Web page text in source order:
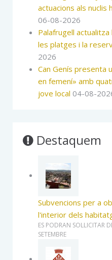
actuacions als nuclis
06-08-2026
Palafrugell
les platges i la
2026
Can Genís presenta
en femení» amb
jove local 04-08-
Destaquem
Subvencions per a
l'interior dels
ES PODRAN SOL·LICITAR
SETEMBRE